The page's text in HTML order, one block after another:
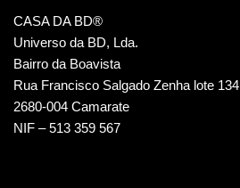
CASA DA BD®
Universo da BD, Lda.
Bairro da Boavista
Rua Francisco Salgado Zenha lote 134
2680-004 Camarate
NIF – 513 359 567